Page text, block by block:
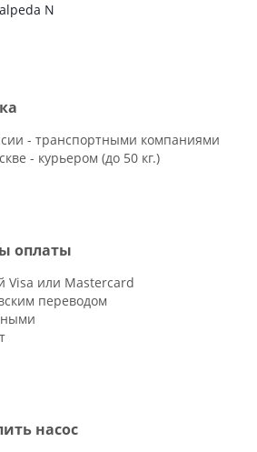
N
- транспортными компаниями
- курьером (до 50 кг.)
оплаты
Visa или Mastercard
переводом
насос